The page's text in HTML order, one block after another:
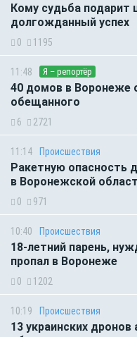
Кому судьба подарит
долгожданный успех
0 1195
11:48 Я – репортёр
40 домов в Воронеже
обещанного
6 2721
11:14 Происшествия
Ракетную опасность
в Воронежской
0 971
10:40 Происшествия
18-летний парень,
пропал в Воронеже
0 1202
10:19 Происшествия
13 украинских